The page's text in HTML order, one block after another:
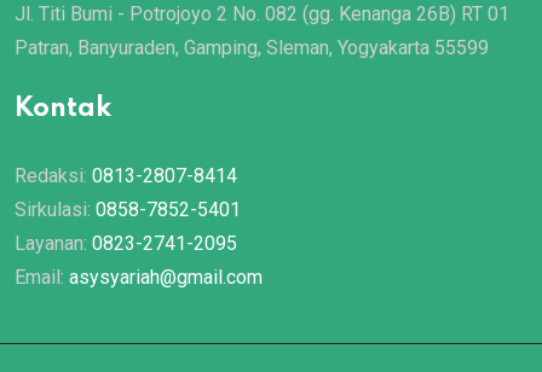
Jl. Titi Bumi - Potrojoyo 2 No. 082 (gg. Kenanga 26B) RT 01
Patran, Banyuraden, Gamping, Sleman, Yogyakarta 55599
Kontak
Redaksi: 0813-2807-8414
Sirkulasi: 0858-7852-5401
Layanan: 0823-2741-2095
Email: asysyariah@gmail.com